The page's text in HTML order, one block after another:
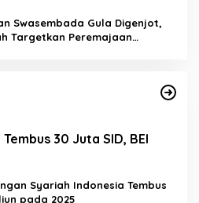
Swasembada Gula Digenjot,
Targetkan Peremajaan
30 Juta SID, BEI
Syariah Indonesia Tembus
pada 2025